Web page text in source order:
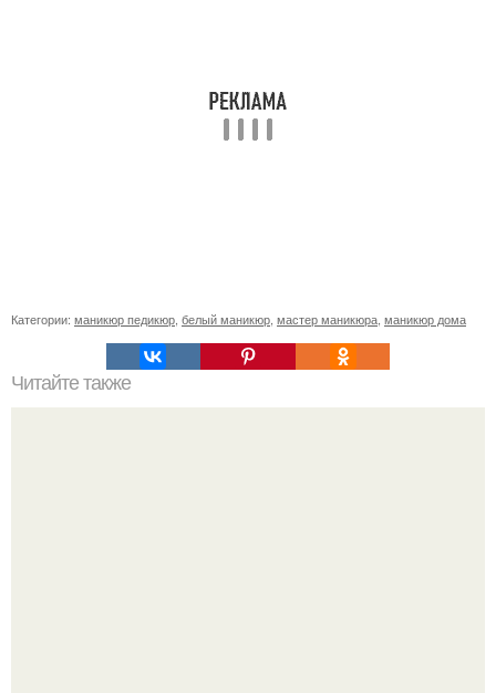
Категории: маникюр педикюр, белый маникюр, мастер маникюра, маникюр дома
Читайте также